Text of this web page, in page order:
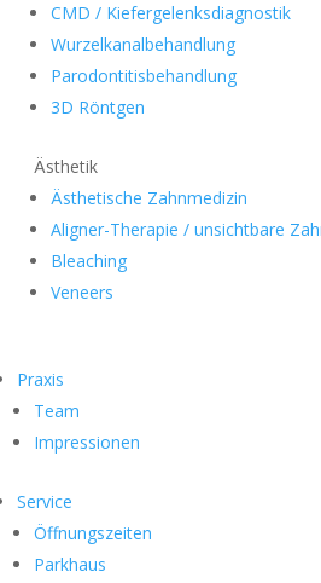
CMD / Kiefergelenksdiagnostik
Wurzelkanalbehandlung
Parodontitisbehandlung
3D Röntgen
Ästhetik
Ästhetische Zahnmedizin
Aligner-Therapie / unsichtbare
Bleaching
Veneers
Praxis
Team
Impressionen
Service
Öffnungszeiten
Parkhaus